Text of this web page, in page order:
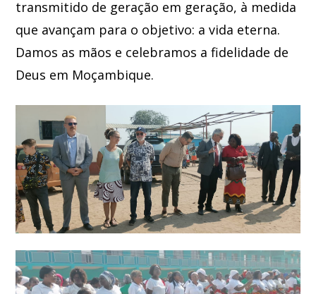
transmitido de geração em geração, à medida
que avançam para o objetivo: a vida eterna.
Damos as mãos e celebramos a fidelidade de
Deus em Moçambique.